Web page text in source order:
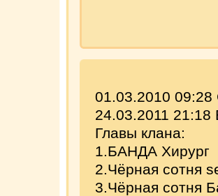
01.03.2010
24.03.2011
Главы клана:
1.БАНДА Хирург
2.Чёрная сотня
3.Чёрная сотня